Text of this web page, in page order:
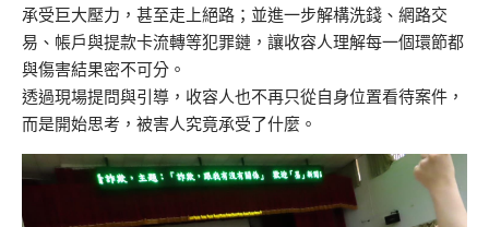
承受巨大壓力，甚至走上絕路；並進一步解構洗錢、網路交
易、帳戶與提款卡流轉等犯罪鏈，讓收容人理解每一個環節都
與傷害結果密不可分。
透過現場提問與引導，收容人也不再只從自身位置看待案件，
而是開始思考，被害人究竟承受了什麼。